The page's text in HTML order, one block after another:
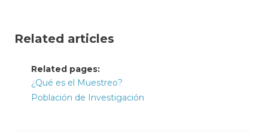
Related articles
Related pages:
¿Qué es el Muestreo?
Población de Investigación